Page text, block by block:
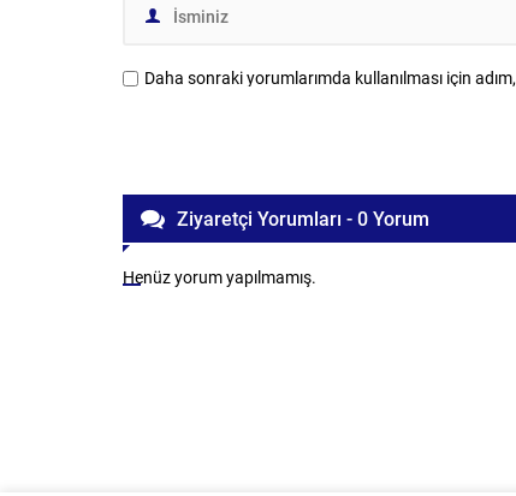
Daha sonraki yorumlarımda kullanılması için
Ziyaretçi Yorumları - 0 Yorum
Henüz yorum yapılmamış.